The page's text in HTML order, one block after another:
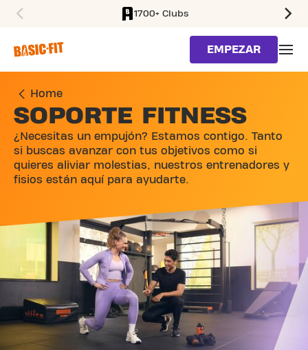
1700+ Clubs
EMPEZAR
Home
SOPORTE FITNESS
¿Necesitas un empujón? Estamos contigo. Tanto
si buscas avanzar con tus objetivos como si
quieres aliviar molestias, nuestros entrenadores y
fisios están aquí para ayudarte.